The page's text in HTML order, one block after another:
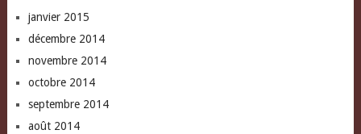
janvier 2015
décembre 2014
novembre 2014
octobre 2014
septembre 2014
août 2014